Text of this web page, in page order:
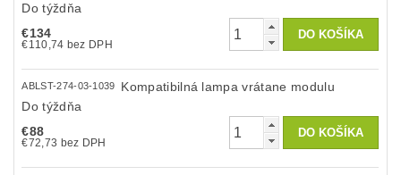
Do týždňa
€134
€110,74 bez DPH
ABLST-274-03-1039
Kompatibilná lampa vrátane modulu
Do týždňa
€88
€72,73 bez DPH